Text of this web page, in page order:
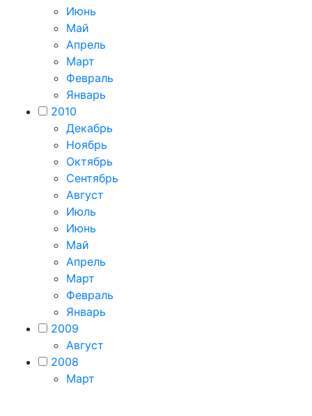
Июнь
Май
Апрель
Март
Февраль
Январь
2010
Декабрь
Ноябрь
Октябрь
Сентябрь
Август
Июль
Июнь
Май
Апрель
Март
Февраль
Январь
2009
Август
2008
Март